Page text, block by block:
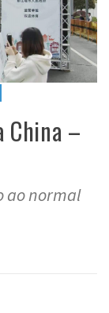
China –
ao normal